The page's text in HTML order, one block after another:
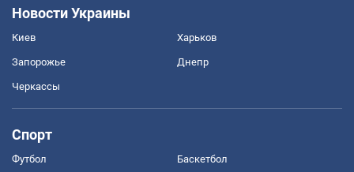
Новости Украины
Киев Харьков
Запорожье Днепр
Черкассы
Спорт
Футбол Баскетбол